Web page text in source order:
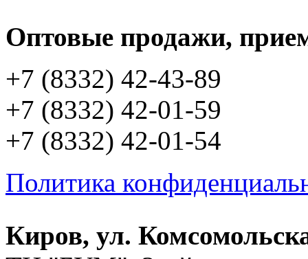
Оптовые продажи,
+7 (8332) 42-43-89
+7 (8332) 42-01-59
+7 (8332) 42-01-54
Политика
Киров, ул.